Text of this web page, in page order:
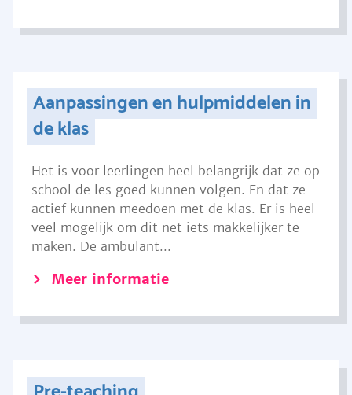
Aanpassingen en hulpmiddelen in
de klas
Het is voor leerlingen heel belangrijk dat ze op
school de les goed kunnen volgen. En dat ze
actief kunnen meedoen met de klas. Er is heel
veel mogelijk om dit net iets makkelijker te
maken. De ambulant...
Meer informatie